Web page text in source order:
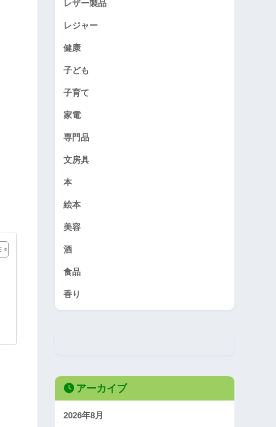
レザー製品
レジャー
健康
子ども
子育て
家電
専門品
文房具
本
絵本
美容
酒
食品
香り
アーカイブ
2026年8月